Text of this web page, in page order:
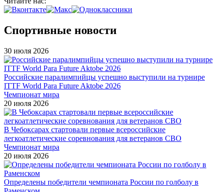
Спортивные новости
30 июля 2026
Российские паралимпийцы успешно выступили на турнире
ITTF World Para Future Aktobe 2026
Чемпионат мира
20 июля 2026
В Чебоксарах стартовали первые всероссийские
легкоатлетические соревнования для ветеранов СВО
Чемпионат мира
20 июля 2026
Определены победители чемпионата России по голболу в